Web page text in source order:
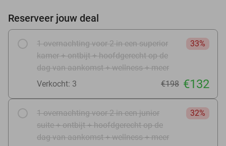
Reserveer jouw deal
1 overnachting voor 2 in een superior
kamer + ontbijt + hoofdgerecht op de
dag van aankomst + wellness + meer
33%
Verkocht: 3 €198 €132
1 overnachting voor 2 in een junior
suite + ontbijt + hoofdgerecht op de
dag van aankomst + wellness + meer
32%